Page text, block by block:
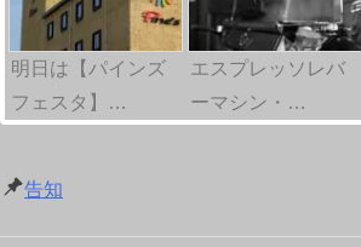
明日は【パインズ
フェスタ】…
エスプレッソレバ
ーマシン・…
告知